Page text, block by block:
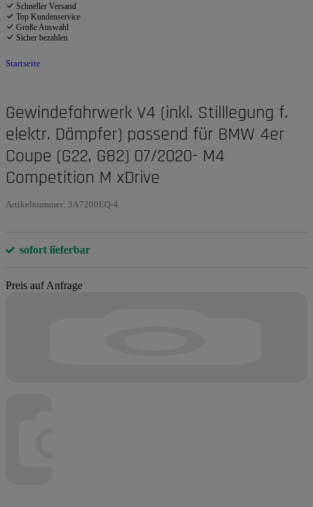
Schneller Versand
Top Kundenservice
Große Auswahl
Sicher bezahlen
Startseite
Gewindefahrwerk V4 (inkl. Stilllegung f.
elektr. Dämpfer) passend für BMW 4er
Coupe (G22, G82) 07/2020- M4
Competition M xDrive
Artikelnummer: 3A7200EQ-4
sofort lieferbar
Preis auf Anfrage